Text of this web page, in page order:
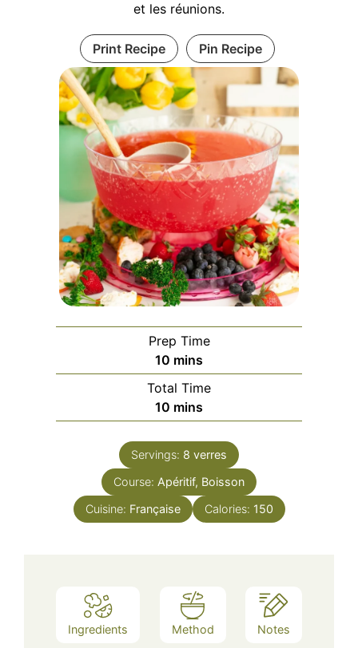
et les réunions.
Print Recipe Pin Recipe
Prep Time
10 minutes
mins
Total Time
10 minutes
mins
Servings: 8 verres
Course: Apéritif, Boisson
Cuisine: Française Calories: 150
Ingredients Method Notes